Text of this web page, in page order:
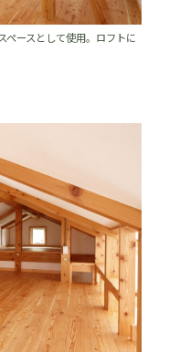
ースとして使用。ロフトに